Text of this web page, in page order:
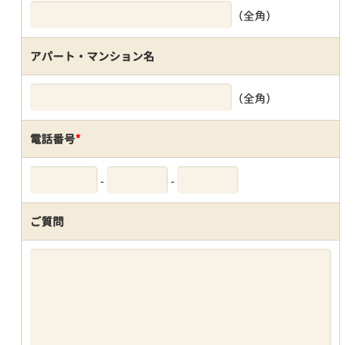
（全角）
アパート・マンション名
（全角）
電話番号*
- -
ご質問